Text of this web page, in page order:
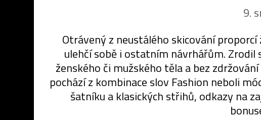
9.
Otrávený z neustálého skicování
ulehčí sobě i ostatním návrhářům.
ženského či mužského těla a bez
pochází z kombinace slov Fashion neboli
šatníku a klasických střihů, odkazy na